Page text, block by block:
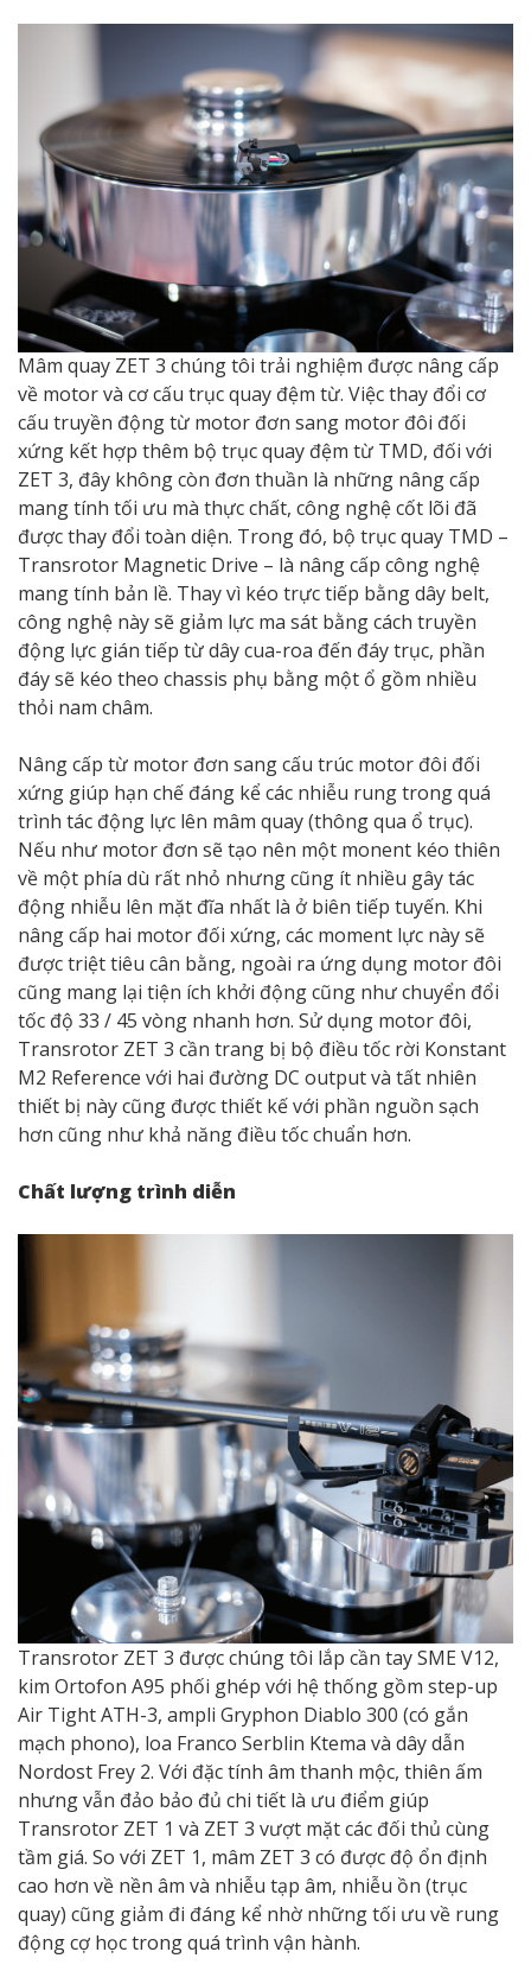
Mâm quay ZET 3 chúng tôi trải nghiệm được nâng cấp
về motor và cơ cấu trục quay đệm từ. Việc thay đổi cơ
cấu truyền động từ motor đơn sang motor đôi đối
xứng kết hợp thêm bộ trục quay đệm từ TMD, đối với
ZET 3, đây không còn đơn thuần là những nâng cấp
mang tính tối ưu mà thực chất, công nghệ cốt lõi đã
được thay đổi toàn diện. Trong đó, bộ trục quay TMD –
Transrotor Magnetic Drive – là nâng cấp công nghệ
mang tính bản lề. Thay vì kéo trực tiếp bằng dây belt,
công nghệ này sẽ giảm lực ma sát bằng cách truyền
động lực gián tiếp từ dây cua-roa đến đáy trục, phần
đáy sẽ kéo theo chassis phụ bằng một ổ gồm nhiều
thỏi nam châm.
Nâng cấp từ motor đơn sang cấu trúc motor đôi đối
xứng giúp hạn chế đáng kể các nhiễu rung trong quá
trình tác động lực lên mâm quay (thông qua ổ trục).
Nếu như motor đơn sẽ tạo nên một monent kéo thiên
về một phía dù rất nhỏ nhưng cũng ít nhiều gây tác
động nhiễu lên mặt đĩa nhất là ở biên tiếp tuyến. Khi
nâng cấp hai motor đối xứng, các moment lực này sẽ
được triệt tiêu cân bằng, ngoài ra ứng dụng motor đôi
cũng mang lại tiện ích khởi động cũng như chuyển đổi
tốc độ 33 / 45 vòng nhanh hơn. Sử dụng motor đôi,
Transrotor ZET 3 cần trang bị bộ điều tốc rời Konstant
M2 Reference với hai đường DC output và tất nhiên
thiết bị này cũng được thiết kế với phần nguồn sạch
hơn cũng như khả năng điều tốc chuẩn hơn.
Chất lượng trình diễn
Transrotor ZET 3 được chúng tôi lắp cần tay SME V12,
kim Ortofon A95 phối ghép với hệ thống gồm step-up
Air Tight ATH-3, ampli Gryphon Diablo 300 (có gắn
mạch phono), loa Franco Serblin Ktema và dây dẫn
Nordost Frey 2. Với đặc tính âm thanh mộc, thiên ấm
nhưng vẫn đảo bảo đủ chi tiết là ưu điểm giúp
Transrotor ZET 1 và ZET 3 vượt mặt các đối thủ cùng
tầm giá. So với ZET 1, mâm ZET 3 có được độ ổn định
cao hơn về nền âm và nhiễu tạp âm, nhiễu ồn (trục
quay) cũng giảm đi đáng kể nhờ những tối ưu về rung
động cợ học trong quá trình vận hành.